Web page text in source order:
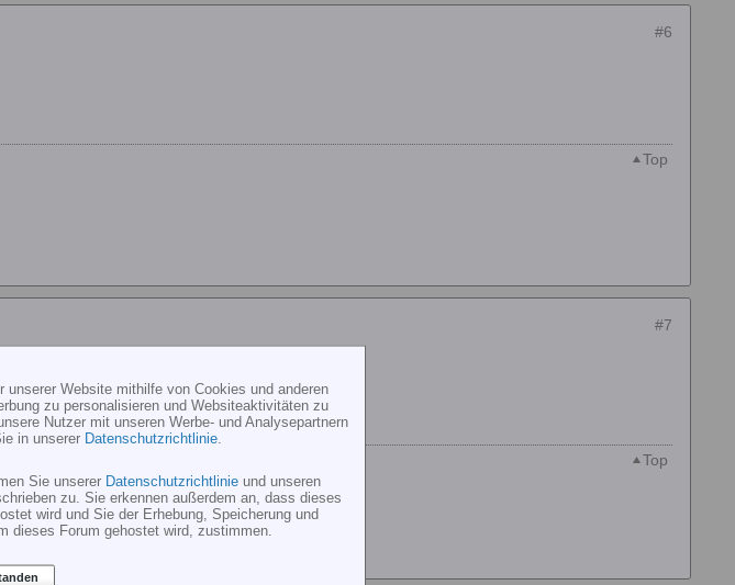
#6
Top
#7
Top
unserer Website mithilfe von Cookies und anderen
zu personalisieren und Websiteaktivitäten zu
Nutzer mit unseren Werbe- und Analysepartnern
in unserer Datenschutzrichtlinie
Sie unserer Datenschutzrichtlinie und unseren
zu. Sie erkennen außerdem an, dass dieses
wird und Sie der Erhebung, Speicherung und
dieses Forum gehostet wird, zustimmen.